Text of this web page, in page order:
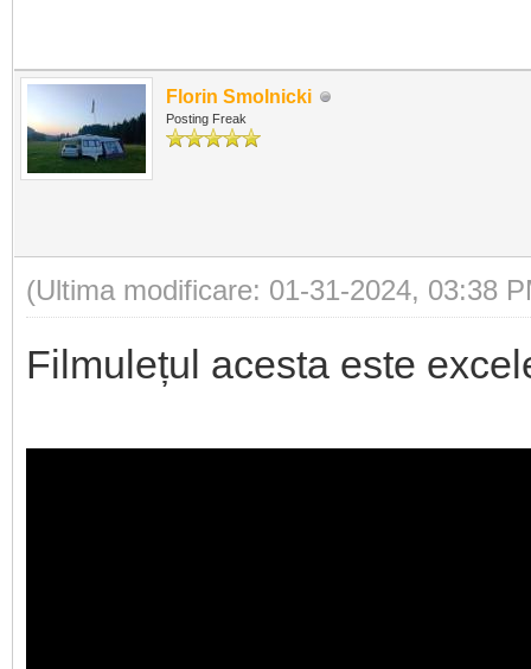
Florin Smolnicki
Posting Freak
(Ultima modificare: 01-31-2024, 03:38
Filmulețul acesta este